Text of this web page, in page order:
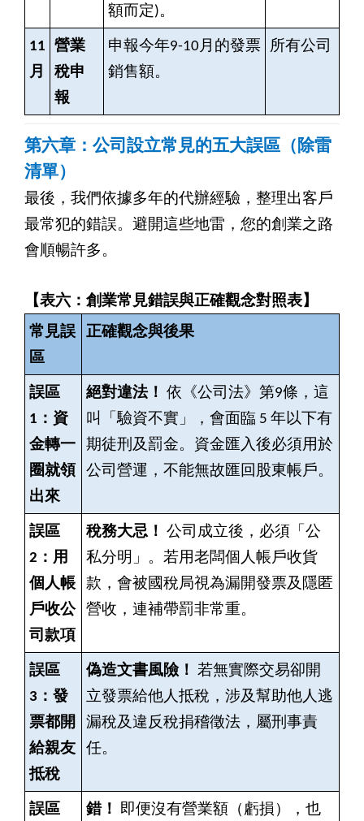
額而定)。
11
月
營業
稅申
報
申報今年9-10月的發票
銷售額。
所有公司
第六章：公司設立常見的五大誤區（除雷
清單）
最後，我們依據多年的代辦經驗，整理出客戶
最常犯的錯誤。避開這些地雷，您的創業之路
會順暢許多。
【表六：創業常見錯誤與正確觀念對照表】
常見誤
區
正確觀念與後果
誤區
1：資
金轉一
圈就領
出來
絕對違法！ 依《公司法》第9條，這
叫「驗資不實」，會面臨 5 年以下有
期徒刑及罰金。資金匯入後必須用於
公司營運，不能無故匯回股東帳戶。
誤區
2：用
個人帳
戶收公
司款項
稅務大忌！ 公司成立後，必須「公
私分明」。若用老闆個人帳戶收貨
款，會被國稅局視為漏開發票及隱匿
營收，連補帶罰非常重。
誤區
3：發
票都開
給親友
抵稅
偽造文書風險！ 若無實際交易卻開
立發票給他人抵稅，涉及幫助他人逃
漏稅及違反稅捐稽徵法，屬刑事責
任。
誤區 錯！ 即便沒有營業額（虧損），也